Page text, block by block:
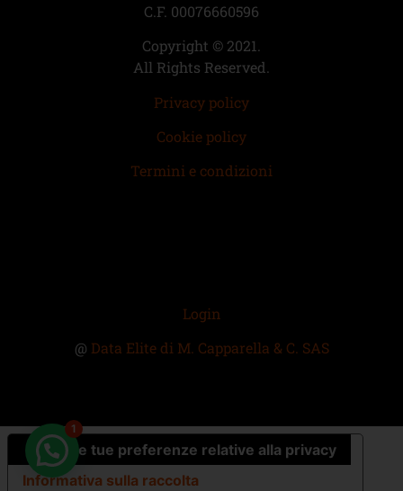
C.F. 00076660596
Copyright © 2021.
All Rights Reserved.
Privacy policy
Cookie policy
Termini e condizioni
Login
@ Data Elite di M. Capparella & C. SAS
1
Informativa sulla raccolta
Le tue preferenze relative alla privacy